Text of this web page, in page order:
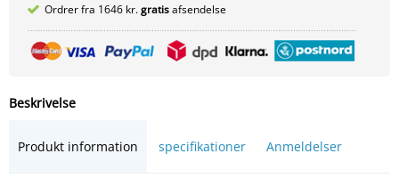
Ordrer fra 1646 kr.gratisafsendelse
Beskrivelse
Produkt information specifikationer Anmeldelser